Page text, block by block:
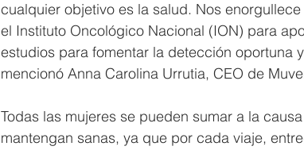
cualquier objetivo es la salud. Nos
el Instituto Oncológico Nacional (ION) para
estudios para fomentar la detección oportuna
mencionó Anna Carolina Urrutia, CEO de
Todas las mujeres se pueden sumar a la
mantengan sanas, ya que por cada viaje,